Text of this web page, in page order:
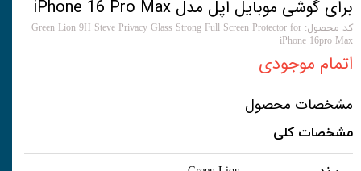
برای گوشی موبایل اپل مدل iPhone 16 Pro Max
کد محصول: Green Lion 9H Steve Privacy Glass Strong Full Screen Protector for
iPhone 16pro Max
اتمام موجودی
مشخصات محصول
مشخصات کلی